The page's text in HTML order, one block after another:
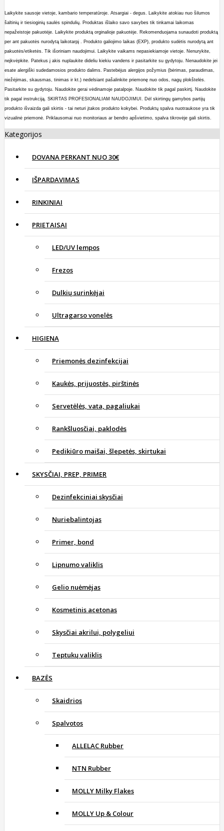
Laikykite sausoje vietoje, kambario temperatūroje. Atsargiai - degus. Laikykite atokiau nuo šilumos
šaltinių ir tiesioginių saulės spindulių. Produktas išlaiko savo savybes tik tinkamai laikomas
nepažeistoje pakuotėje. Laikykite produktą orginalioje pakuotėje. Rekomenduojama sunaudoti produktą
per ant pakuotės nurodytą laikotarpį . Produkto galiojimo laikas (EXP), produkto sudėtis nurodytą ant
pakuotės/etiketės. Tik išoriniam naudojimui. Laikykite vaikams nepasiekiamoje vietoje. Nenurykite,
neįkvėpkite. Patekus į akis nuplaukite dideliu kiekiu vandens ir pasitarkite su gydytoju. Nenaudokite jei
esate alergiški sudedamosios produkto dalims. Pastebėjus alergijos požymius (bėrimas, paraudimas,
niežėjimas, skausmas, tinimas ir kt.) nedelsiant pašalinkite priemonę nuo odos, nagų plokštelės.
Pasitarkite su gydytoju. Naudokite gerai vėdinamoje patalpoje. Naudokite tik pagal paskirtį. Naudokite
tik pagal instrukciją. SKIRTAS PROFESIONALIAM NAUDOJIMUI. Dėl skirtingų gamybos partijų
produkto išvaizda gali skirtis - tai neturi įtakos produkto kokybei. Produktų spalva nuotraukose yra tik
vizualinė priemonė. Priklausomai nuo monitoriaus ar bendro apšvietimo, spalva tikrovėje gali skirtis.
Kategorijos
DOVANA PERKANT NUO 30€
IŠPARDAVIMAS
RINKINIAI
PRIETAISAI
LED/UV lempos
Frezos
Dulkių surinkėjai
Ultragarso vonelės
HIGIENA
Priemonės dezinfekcijai
Kaukės, prijuostės, pirštinės
Servetėlės, vata, pagaliukai
Rankšluosčiai, paklodės
Pedikiūro maišai, šlepetės, skirtukai
SKYSČIAI, PREP, PRIMER
Dezinfekciniai skysčiai
Nuriebalintojas
Primer, bond
Lipnumo valiklis
Gelio nuėmėjas
Kosmetinis acetonas
Skysčiai akrilui, polygeliui
Teptukų valiklis
BAZĖS
Skaidrios
Spalvotos
ALLELAC Rubber
NTN Rubber
MOLLY Milky Flakes
MOLLY Up & Colour